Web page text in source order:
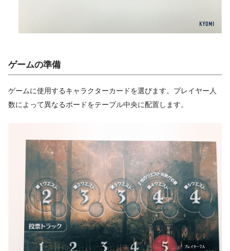
ゲームの準備
ゲームに使用するキャラクターカードを選びます。プレイヤー人
数によって異なるボードをテーブル中央に配置します。